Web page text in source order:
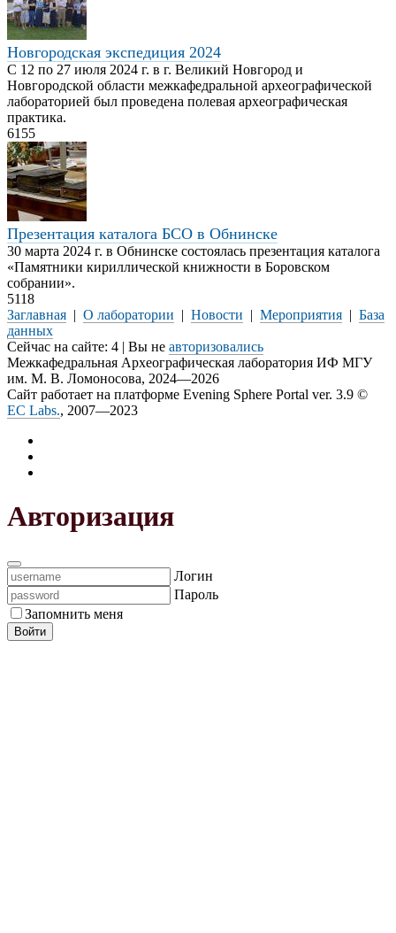
Новгородская экспедиция 2024
С 12 по 27 июля 2024 г. в г. Великий Новгород и
Новгородской области межкафедральной археографической
лабораторией был проведена полевая археографическая
практика.
6155
Презентация каталога БСО в Обнинске
30 марта 2024 г. в Обнинске состоялась презентация каталога
«Памятники кириллической книжности в Боровском
собрании».
5118
Заглавная | О лаборатории | Новости | Мероприятия | База
данных
Сейчас на сайте: 4 | Вы не авторизовались
Межкафедральная Археографическая лаборатория ИФ МГУ
им. М. В. Ломоносова, 2024—2026
Сайт работает на платформе Evening Sphere Portal ver. 3.9 ©
EC Labs., 2007—2023
Авторизация
Логин
Пароль
Запомнить меня
Войти